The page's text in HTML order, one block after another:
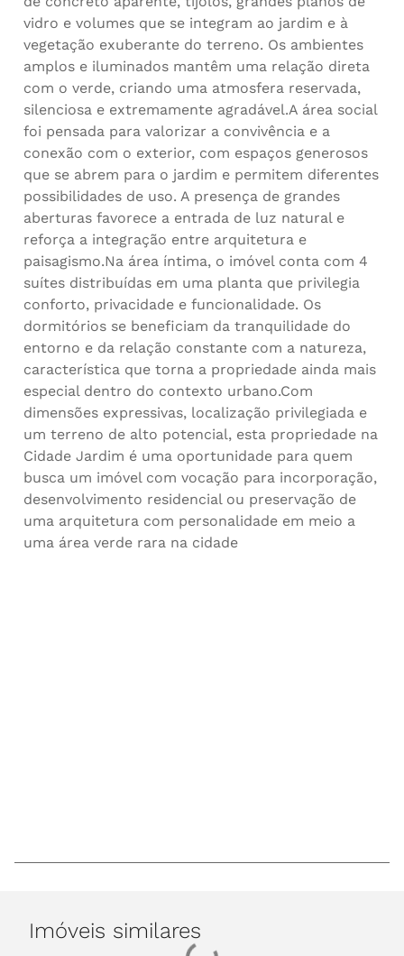
vidro e volumes que se integram ao jardim e à
vegetação exuberante do terreno. Os ambientes
amplos e iluminados mantêm uma relação direta
com o verde, criando uma atmosfera reservada,
silenciosa e extremamente agradável.A área social
foi pensada para valorizar a convivência e a
conexão com o exterior, com espaços generosos
que se abrem para o jardim e permitem diferentes
possibilidades de uso. A presença de grandes
aberturas favorece a entrada de luz natural e
reforça a integração entre arquitetura e
paisagismo.Na área íntima, o imóvel conta com 4
suítes distribuídas em uma planta que privilegia
conforto, privacidade e funcionalidade. Os
dormitórios se beneficiam da tranquilidade do
entorno e da relação constante com a natureza,
característica que torna a propriedade ainda mais
especial dentro do contexto urbano.Com
dimensões expressivas, localização privilegiada e
um terreno de alto potencial, esta propriedade na
Cidade Jardim é uma oportunidade para quem
busca um imóvel com vocação para incorporação,
desenvolvimento residencial ou preservação de
uma arquitetura com personalidade em meio a
uma área verde rara na cidade
Imóveis similares